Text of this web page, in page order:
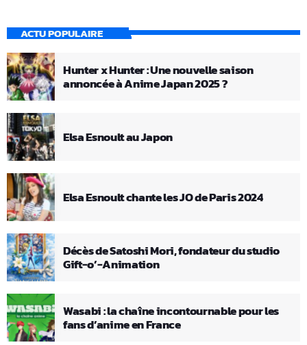
ACTU POPULAIRE
Hunter x Hunter : Une nouvelle saison
annoncée à Anime Japan 2025 ?
Elsa Esnoult au Japon
Elsa Esnoult chante les JO de Paris 2024
Décès de Satoshi Mori, fondateur du studio
Gift-o’-Animation
Wasabi : la chaîne incontournable pour les
fans d’anime en France